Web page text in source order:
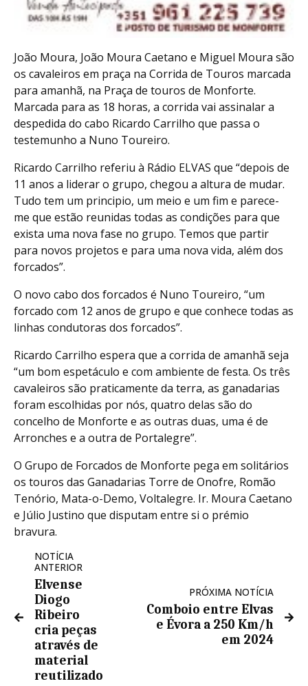
João Moura, João Moura Caetano e Miguel Moura são
os cavaleiros em praça na Corrida de Touros marcada
para amanhã, na Praça de touros de Monforte.
Marcada para as 18 horas, a corrida vai assinalar a
despedida do cabo Ricardo Carrilho que passa o
testemunho a Nuno Toureiro.
Ricardo Carrilho referiu à Rádio ELVAS que “depois de
11 anos a liderar o grupo, chegou a altura de mudar.
Tudo tem um principio, um meio e um fim e parece-
me que estão reunidas todas as condições para que
exista uma nova fase no grupo. Temos que partir
para novos projetos e para uma nova vida, além dos
forcados”.
O novo cabo dos forcados é Nuno Toureiro, “um
forcado com 12 anos de grupo e que conhece todas as
linhas condutoras dos forcados”.
Ricardo Carrilho espera que a corrida de amanhã seja
“um bom espetáculo e com ambiente de festa. Os três
cavaleiros são praticamente da terra, as ganadarias
foram escolhidas por nós, quatro delas são do
concelho de Monforte e as outras duas, uma é de
Arronches e a outra de Portalegre”.
O Grupo de Forcados de Monforte pega em solitários
os touros das Ganadarias Torre de Onofre, Romão
Tenório, Mata-o-Demo, Voltalegre. Ir. Moura Caetano
e Júlio Justino que disputam entre si o prémio
bravura.
NOTÍCIA
ANTERIOR
Elvense
Diogo
Ribeiro
cria peças
através de
material
reutilizado
PRÓXIMA NOTÍCIA
Comboio entre Elvas
e Évora a 250 Km/h
em 2024